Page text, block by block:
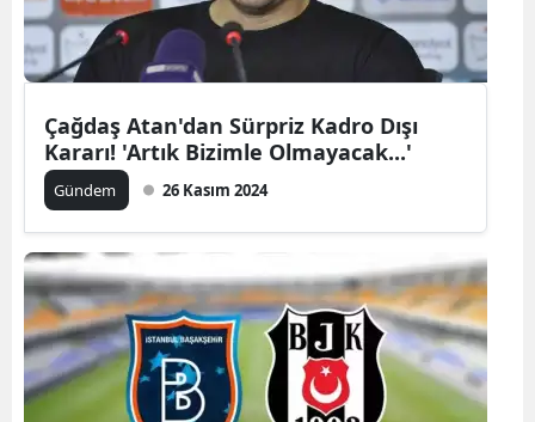
Çağdaş Atan'dan Sürpriz Kadro Dışı
Kararı! 'Artık Bizimle Olmayacak...'
Gündem 26 Kasım 2024